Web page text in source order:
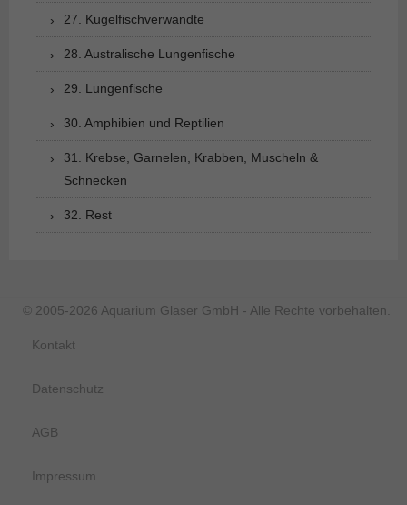
27. Kugelfischverwandte
28. Australische Lungenfische
29. Lungenfische
30. Amphibien und Reptilien
31. Krebse, Garnelen, Krabben, Muscheln &
Schnecken
32. Rest
© 2005-2026 Aquarium Glaser GmbH - Alle Rechte vorbehalten.
Kontakt
Datenschutz
AGB
Impressum